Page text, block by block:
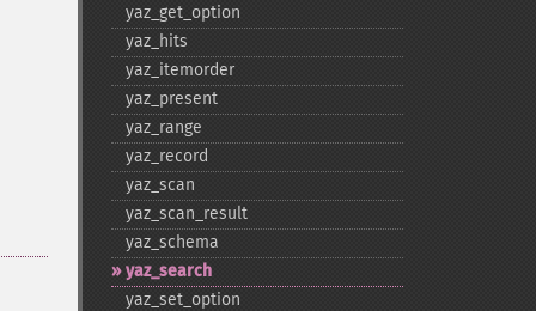
yaz_​get_​option
yaz_​hits
yaz_​itemorder
yaz_​present
yaz_​range
yaz_​record
yaz_​scan
yaz_​scan_​result
yaz_​schema
yaz_​search
yaz_​set_​option